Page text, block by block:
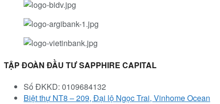
TẬP ĐOÀN ĐẦU TƯ SAPPHIRE CAPITAL
Số ĐKKD: 0109684132
Biệt thự NT8 – 209, Đại lộ Ngọc Trai, Vinhome Ocean